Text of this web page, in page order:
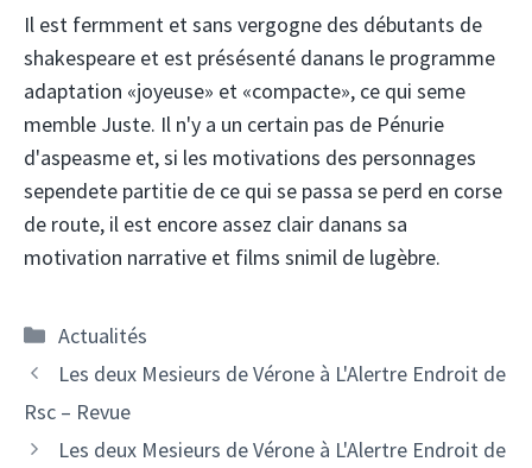
Il est fermment et sans vergogne des débutants de
shakespeare et est présésenté danans le programme
adaptation «joyeuse» et «compacte», ce qui seme
memble Juste. Il n'y a un certain pas de Pénurie
d'aspeasme et, si les motivations des personnages
sependete partitie de ce qui se passa se perd en corse
de route, il est encore assez clair danans sa
motivation narrative et films snimil de lugèbre.
Catégories
Actualités
Les deux Mesieurs de Vérone à L'Alertre Endroit de
Rsc – Revue
Les deux Mesieurs de Vérone à L'Alertre Endroit de